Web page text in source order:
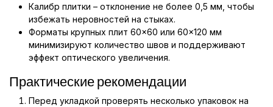
Калибр плитки – отклонение не более 0,5 мм, чтобы
избежать неровностей на стыках.
Форматы крупных плит 60×60 или 60×120 мм
минимизируют количество швов и поддерживают
эффект оптического увеличения.
Практические рекомендации
Перед укладкой проверять несколько упаковок на